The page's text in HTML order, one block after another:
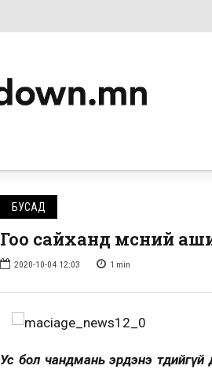
БУСАД
Гоо сайханд мөсний
2020-10-04 12:03 1 min
Ус бол чандмань эрдэнэ төдийгүй